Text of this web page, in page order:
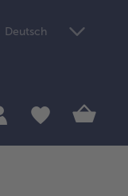
Deutsch